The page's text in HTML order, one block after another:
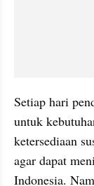
Setiap hari
untuk
ketersediaan
agar dapat
Indonesia.